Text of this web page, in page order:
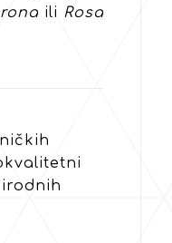
ili Rosa